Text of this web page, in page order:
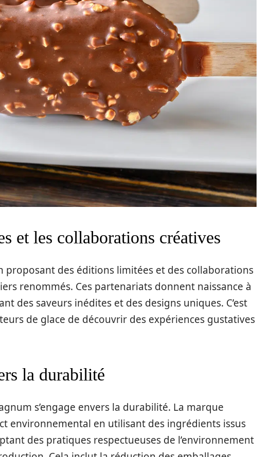
et les collaborations créatives
proposant des éditions limitées et des collaborations
renommés. Ces partenariats donnent naissance à
des saveurs inédites et des designs uniques. C’est
de glace de découvrir des expériences gustatives
la durabilité
s’engage envers la durabilité. La marque
environnemental en utilisant des ingrédients issus
des pratiques respectueuses de l’environnement